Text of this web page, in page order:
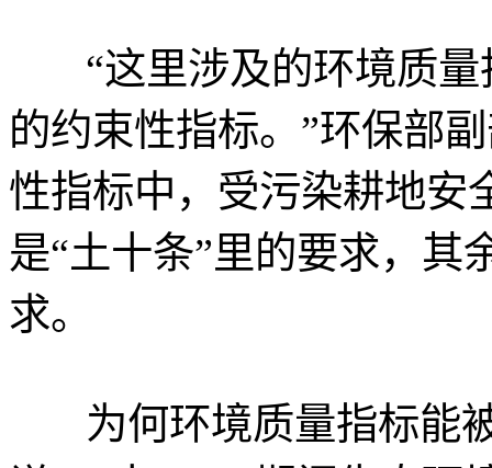
“这里涉及的环境质量
的约束性指标。”环保部
性指标中，受污染耕地安
是“土十条”里的要求，其
求。
为何环境质量指标能被